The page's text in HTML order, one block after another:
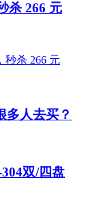
杀 266 元
多人去买？
双/四盘